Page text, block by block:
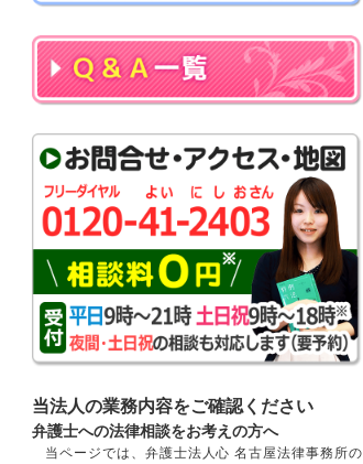
当法人の業務内容をご確認ください
弁護士への法律相談をお考えの方へ
当ページでは、弁護士法人心 名古屋法律事務所の